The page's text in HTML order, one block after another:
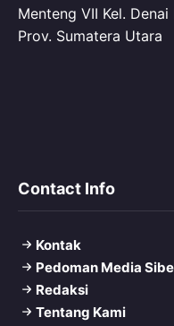
Menteng VII Kel.
Prov. Sumatera Utara
Contact Info
Kontak
Pedoman Media
Redaksi
Tentang Kami